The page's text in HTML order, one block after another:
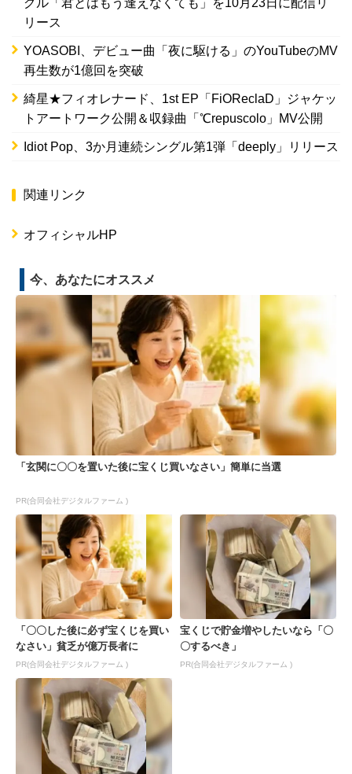
リース
YOASOBI、デビュー曲「夜に駆ける」のYouTubeのMV
再生数が1億回を突破
綺星★フィオレナード、1st EP「FiOReclaD」ジャケッ
トアートワーク公開＆収録曲「℃repuscolo」MV公開
Idiot Pop、3か月連続シングル第1弾「deeply」リリース
関連リンク
オフィシャルHP
今、あなたにオススメ
「玄関に〇〇を置いた後に宝くじ買いなさい」簡単に当選
PR(合同会社デジタルファーム )
「〇〇した後に必ず宝くじを買い
なさい」貧乏が億万長者に
PR(合同会社デジタルファーム )
宝くじで貯金増やしたいなら「〇
〇するべき」
PR(合同会社デジタルファーム )